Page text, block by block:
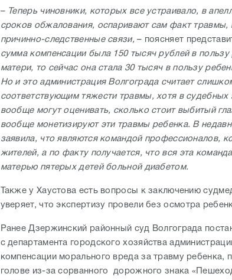
– Теперь чиновники, которых все устраивало, в
сроков обжалования, оспаривают сам факт
причинно-следственные связи,– поясняет
сумма компенсации была 150 тысяч рублей в пользу
матери, то сейчас она стала 30 тысяч в пользу
Но и это администрация Волгограда считает
соответствующим тяжести травмы, хотя в судебных
вообще могут оценивать, сколько стоит выбитый
вообще монетизируют эти травмы ребенка. В
заявила, что являются командой профессионалов,
жителей, а по факту получается, что вся эта
матерью пятерых детей больной диабетом.
Также у Хаустова есть вопросы к заключению
уверяет, что экспертизу провели без осмотра
Ранее Дзержинский районный суд Волгограда
с департамента городского хозяйства
компенсации морального вреда за травму ребенка,
голове из-за сорванного дорожного знака